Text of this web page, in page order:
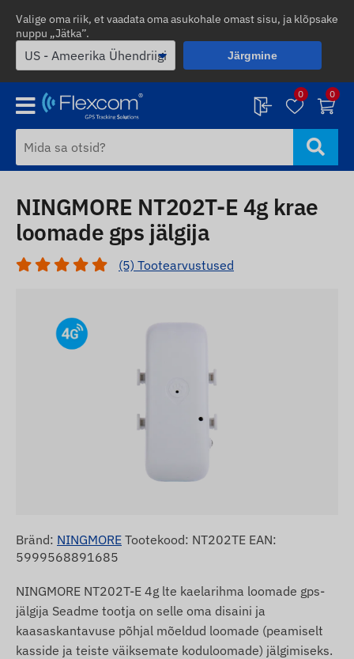
Valige oma riik, et vaadata oma asukohale omast sisu, ja klõpsake
nuppu „Jätka”.
Järgmine
0 0
NINGMORE NT202T-E 4g krae
loomade gps jälgija
(5) Tootearvustused
Bränd: NINGMORE Tootekood: NT202TE EAN:
5999568891685
NINGMORE NT202T-E 4g lte kaelarihma loomade gps-
jälgija Seadme tootja on selle oma disaini ja
kaasaskantavuse põhjal mõeldud loomade (peamiselt
kasside ja teiste väiksemate koduloomade) jälgimiseks.